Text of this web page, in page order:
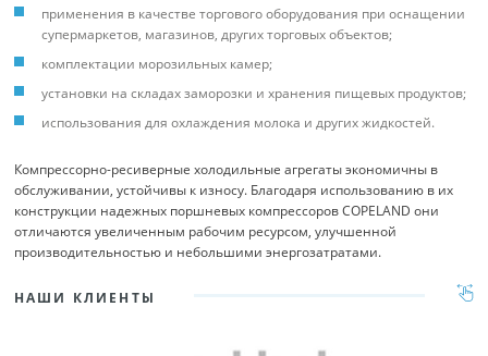
применения в качестве торгового оборудования при оснащении
супермаркетов, магазинов, других торговых объектов;
комплектации морозильных камер;
установки на складах заморозки и хранения пищевых продуктов;
использования для охлаждения молока и других жидкостей.
Компрессорно-ресиверные холодильные агрегаты экономичны в
обслуживании, устойчивы к износу. Благодаря использованию в их
конструкции надежных поршневых компрессоров COPELAND они
отличаются увеличенным рабочим ресурсом, улучшенной
производительностью и небольшими энергозатратами.
НАШИ КЛИЕНТЫ